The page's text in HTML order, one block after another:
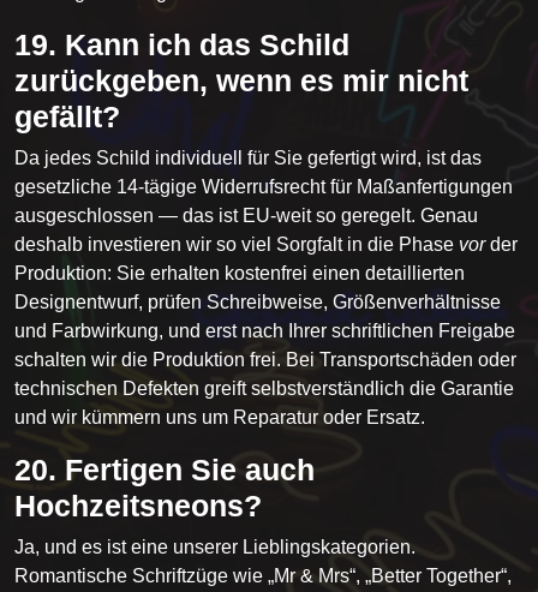
19. Kann ich das Schild
zurückgeben, wenn es mir nicht
gefällt?
Da jedes Schild individuell für Sie gefertigt wird, ist das
gesetzliche 14-tägige Widerrufsrecht für Maßanfertigungen
ausgeschlossen — das ist EU-weit so geregelt. Genau
deshalb investieren wir so viel Sorgfalt in die Phase vorder
Produktion: Sie erhalten kostenfrei einen detaillierten
Designentwurf, prüfen Schreibweise, Größenverhältnisse
und Farbwirkung, und erst nach Ihrer schriftlichen Freigabe
schalten wir die Produktion frei. Bei Transportschäden oder
technischen Defekten greift selbstverständlich die Garantie
und wir kümmern uns um Reparatur oder Ersatz.
20. Fertigen Sie auch
Hochzeitsneons?
Ja, und es ist eine unserer Lieblingskategorien.
Romantische Schriftzüge wie „Mr & Mrs“, „Better Together“,